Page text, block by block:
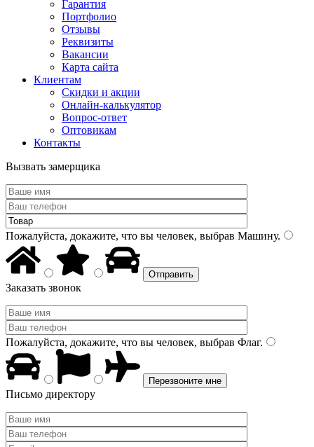
Гарантия
Портфолио
Отзывы
Реквизиты
Вакансии
Карта сайта
Клиентам
Скидки и акции
Онлайн-калькулятор
Вопрос-ответ
Оптовикам
Контакты
Вызвать замерщика
Пожалуйста, докажите, что вы человек, выбрав Машину.
Заказать звонок
Пожалуйста, докажите, что вы человек, выбрав Флаг.
Письмо директору